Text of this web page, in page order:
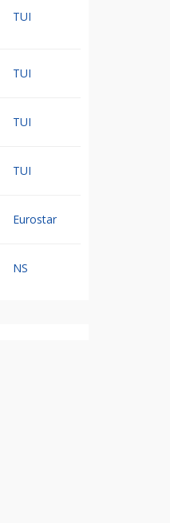
TUI
TUI
TUI
TUI
Eurostar
NS